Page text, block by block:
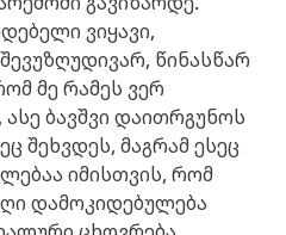
ვიყავი,
წინასწარ
მე რამეს ვერ
ბავშვი დაითრგუნოს
შეხვდეს, მაგრამ ესეც
იმისთვის, რომ
დამოკიდებულება